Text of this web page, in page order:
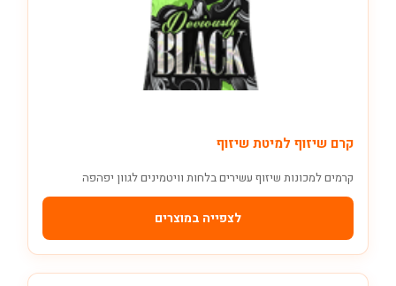
קרם שיזוף למיטת שיזוף
קרמים למכונות שיזוף עשירים בלחות וויטמינים לגוון יפהפה
לצפייה במוצרים